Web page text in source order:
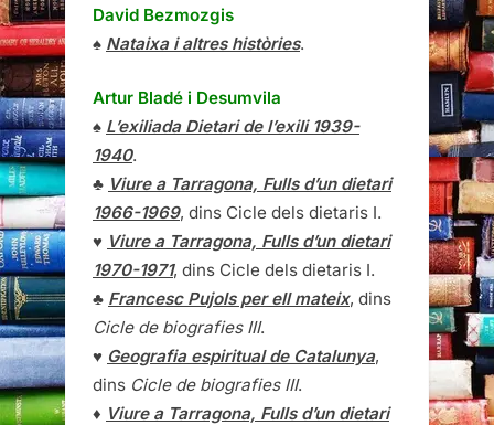
David Bezmozgis
♠ Nataixa i altres històries.
Artur Bladé i Desumvila
♠ L’exiliada Dietari de l’exili 1939-
1940.
♣ Viure a Tarragona, Fulls d’un dietari
1966-1969, dins Cicle dels dietaris I.
♥ Viure a Tarragona, Fulls d’un dietari
1970-1971, dins Cicle dels dietaris I.
♣ Francesc Pujols per ell mateix, dins
Cicle de biografies III.
♥ Geografia espiritual de Catalunya,
dins Cicle de biografies III.
♦ Viure a Tarragona, Fulls d’un dietari